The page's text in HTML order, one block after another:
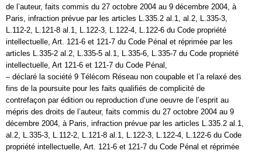
de l’auteur, faits commis du 27 octobre 2004 au 9 décembre 2004, à
Paris, infraction prévue par les articles L.335.2 al.1, al.2, L.335-3,
L.112-2, L.121-8 al.1, L.122-3, L.122-4, L.122-6 du Code propriété
intellectuelle, Art. 121-6 et 121-7 du Code Pénal et réprimée par les
articles L.335-2 al.2, L.335-5 al.1, L.335-6, L.335-7 du Code propriété
intellectuelle, Art 121-6 et 121-7 du Code Pénal,
– déclaré la société 9 Télécom Réseau non coupable et l’a relaxé des
fins de la poursuite pour les faits qualifiés de complicité de
contrefaçon par édition ou reproduction d’une oeuvre de l’esprit au
mépris des droits de l’auteur, faits commis du 27 octobre 2004 au 9
décembre 2004, à Paris, infraction prévue par les articles L.335.2 al.1,
al.2, L.335-3, L.112-2, L.121-8 al.1, L.122-3, L.122-4, L.122-6 du Code
propriété intellectuelle, Art. 121-6 et 121-7 du Code Pénal et réprimée